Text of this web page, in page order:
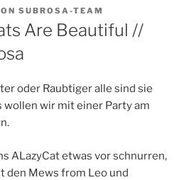
SUBROSA-TEAM
Are Beautiful //
oder Raubtiger alle sind sie
wollen wir mit einer Party am
ALazyCat etwas vor schnurren,
den Mews from Leo und